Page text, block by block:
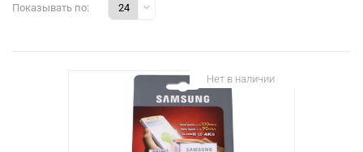
Показывать по:
Нет в наличии